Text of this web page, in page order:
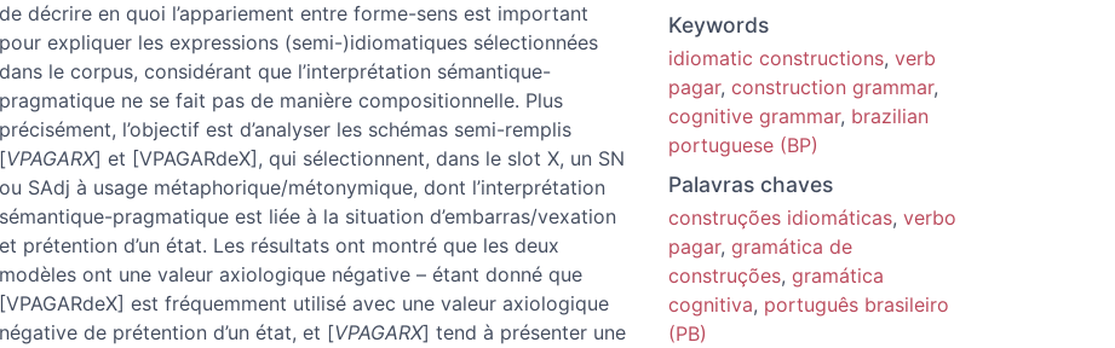
de décrire en quoi l’appariement entre forme-sens est important
pour expliquer les expressions (semi-)idiomatiques sélectionnées
dans le corpus, considérant que l’interprétation sémantique-
pragmatique ne se fait pas de manière compositionnelle. Plus
précisément, l’objectif est d’analyser les schémas semi-remplis
[VPAGARX] et [VPAGARdeX], qui sélectionnent, dans le slot X, un SN
ou SAdj à usage métaphorique/métonymique, dont l’interprétation
sémantique-pragmatique est liée à la situation d’embarras/vexation
et prétention d’un état. Les résultats ont montré que les deux
modèles ont une valeur axiologique négative – étant donné que
[VPAGARdeX] est fréquemment utilisé avec une valeur axiologique
négative de prétention d’un état, et [VPAGARX] tend à présenter une
Keywords
idiomatic constructions,verb
pagar,construction grammar,
cognitive grammar, brazilian
portuguese (BP)
Palavras chaves
construções idiomáticas,verbo
pagar,gramática de
construções,gramática
cognitiva, português brasileiro
(PB)